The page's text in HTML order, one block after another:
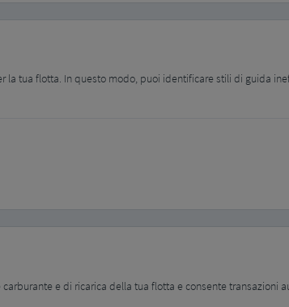
la tua flotta. In questo modo, puoi identificare stili di guida
e di ricarica della tua flotta e consente transazioni